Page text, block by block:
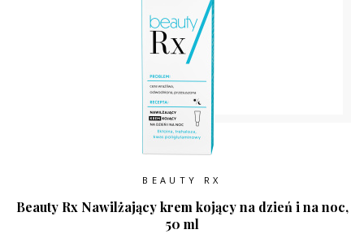
BEAUTY RX
Beauty Rx Nawilżający krem kojący na dzień i na noc,
50 ml